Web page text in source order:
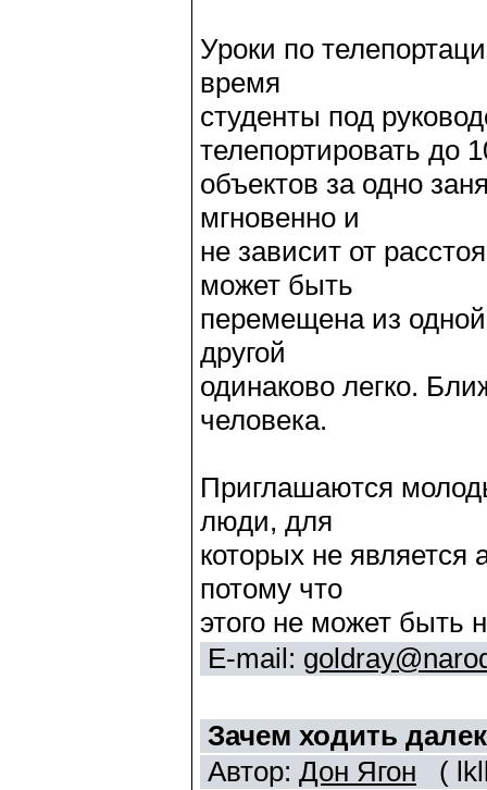
Уроки по
время
студенты под
телепортировать до
объектов за одно
мгновенно и
не зависит от
может быть
перемещена из
другой
одинаково легко.
человека.
Приглашаются
люди, для
которых не
потому что
этого не может быть
E-mail:
Зачем ходить
Автор: Дон Ягон (